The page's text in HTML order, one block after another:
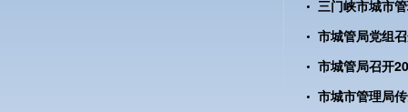
市城管局党组
市城管局召开
市城市管理局